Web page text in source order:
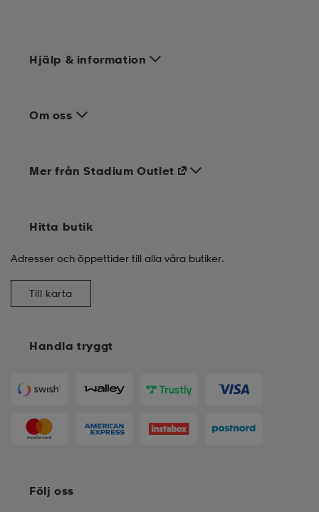
Hjälp & information
Om oss
Handla tryggt
Mer från Stadium Outlet
Hitta butik
Adresser och öppettider till alla våra butiker.
Till karta
Följ oss